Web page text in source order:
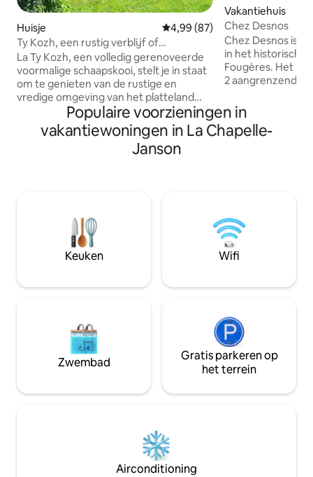
Huisje Gemiddelde beoordeling van
4,99 (87)
Ty Kozh, een rustig verblijf of
tussenstop
La Ty Kozh, een volledig gerenoveerde
voormalige schaapskooi, stelt je in staat
om te genieten van de rustige en
vredige omgeving van het platteland
van Upper Brittany. La Chapelle Janson
ligt aan de poorten van Fougeres, een
duizend jaar oude stad die is
geclassificeerd als een stad van kunst en
en ligt op 200 m van de GR34. Een
perfecte ontspanningsruimte voor 1
stage of 1 verblijf. Moet je de batterijen
opnieuw laden? Je bent bij ons aan het
Vakantiehuis
Chez Desnos
Chez Desnos is
in het historische
Fougères. Het heeft een eigen opgang,
2 aangrenzende
lopen van het
op twee minuten
boerenmarkt. Een perfecte plek om te
Pays de la Loire
Populaire voorzieningen in
vakantiewoningen in La Chapelle-
Janson
Keuken Wifi
Zwembad
Gratis parkeren op
het terrein
Airconditioning